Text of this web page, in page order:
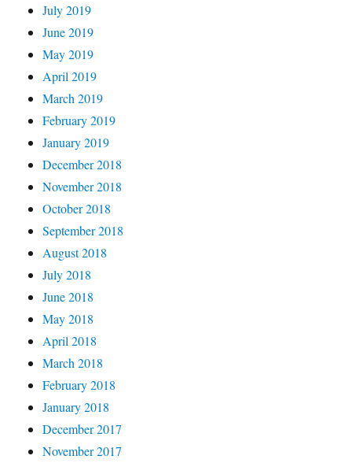
July 2019
June 2019
May 2019
April 2019
March 2019
February 2019
January 2019
December 2018
November 2018
October 2018
September 2018
August 2018
July 2018
June 2018
May 2018
April 2018
March 2018
February 2018
January 2018
December 2017
November 2017